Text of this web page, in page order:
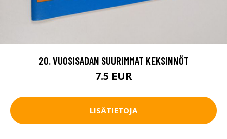
20. VUOSISADAN SUURIMMAT KEKSINNÖT
7.5 EUR
LISÄTIETOJA